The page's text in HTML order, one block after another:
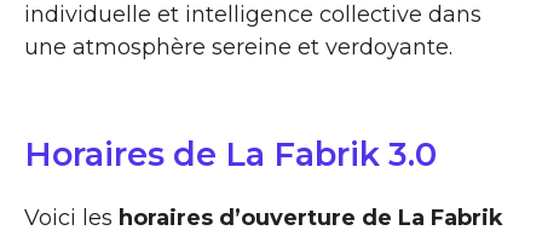
individuelle et intelligence collective dans
une atmosphère sereine et verdoyante.
Horaires de La Fabrik 3.0
Voici les horaires d’ouverture de La Fabrik